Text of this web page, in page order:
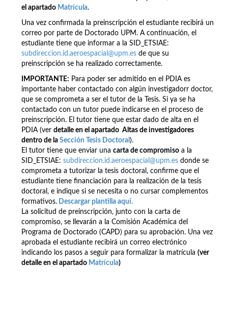
el apartado Matrícula.
Una vez confirmada la preinscripción el estudiante recibirá un
correo por parte de Doctorado UPM. A continuación, el
estudiante tiene que informar a la SID_ETSIAE:
subdireccion.id.aeroespacial@upm.es de que su
preinscripción se ha realizado correctamente.
IMPORTANTE: Para poder ser admitido en el PDIA es
importante haber contactado con algún investigadorr doctor,
que se comprometa a ser el tutor de la Tesis. Si ya se ha
contactado con un tutor puede indicarse en el proceso de
preinscripción. El tutor tiene que estar dado de alta en el
PDIA (ver detalle en el apartado Altas de investigadores
dentro de la Sección Tesis Doctoral ).
El tutor tiene que enviar una carta de compromiso a la
SID_ETSIAE: subdireccion.id.aeroespacial@upm.es donde se
comprometa a tutorizar la tesis doctoral, confirme que el
estudiante tiene financiación para la realización de la tesis
doctoral, e indique si se necesita o no cursar complementos
formativos. Descargar plantilla aquí.
La solicitud de preinscripción, junto con la carta de
compromiso, se llevarán a la Comisión Académica del
Programa de Doctorado (CAPD) para su aprobación. Una vez
aprobada el estudiante recibirá un correo electrónico
indicando los pasos a seguir para formalizar la matrícula (ver
detalle en el apartado Matrícula)